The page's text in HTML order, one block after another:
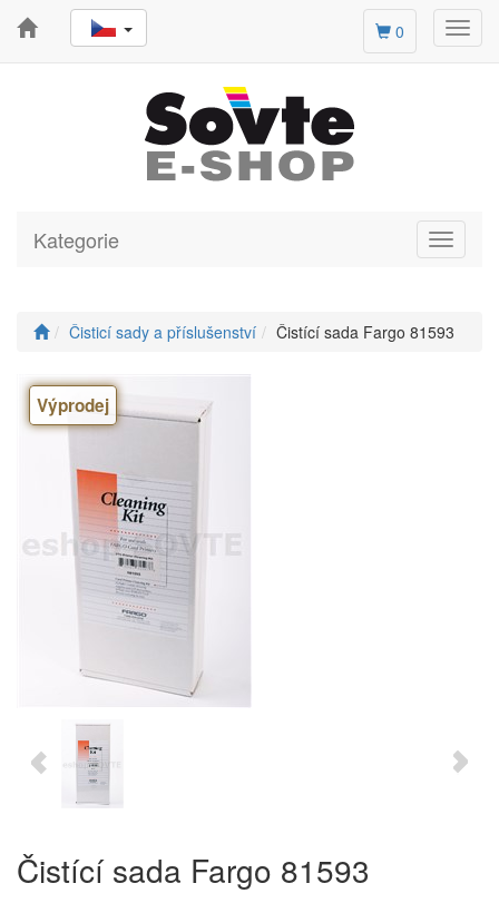
0
Toggle
Kategorie
Čisticí sady a příslušenství Čistící sada Fargo 81593
Výprodej
Čistící sada Fargo 81593